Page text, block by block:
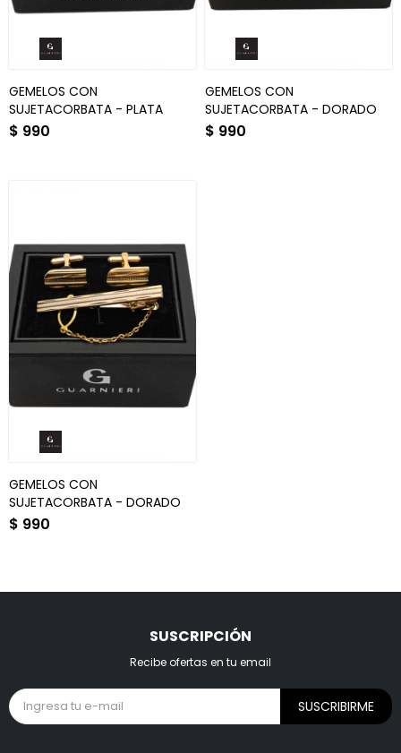
GEMELOS CON
SUJETACORBATA - PLATA
$ 990
GEMELOS CON
SUJETACORBATA - DORADO
$ 990
GEMELOS CON
SUJETACORBATA - DORADO
$ 990
SUSCRIPCIÓN
Recibe ofertas en tu email
SUSCRIBIRME